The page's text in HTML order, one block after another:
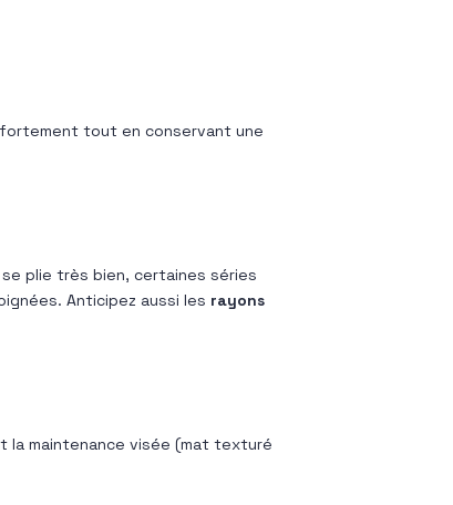
tout en conservant une
plie très bien, certaines séries
Anticipez aussi les rayons
la maintenance visée (mat texturé